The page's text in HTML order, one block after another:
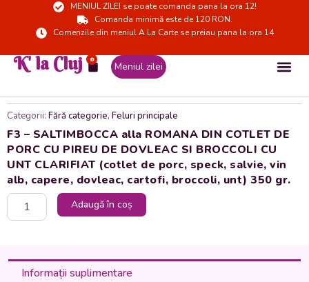
MENIUL ZILEI se poate comanda pana la ora 12!
Comanda minimă este de 120 RON.
Comenzile din meniul A La Carte se preiau pana la ora 14
K' la Cluj 0
Cart Meniul zilei
Categorii: Fără categorie, Feluri principale
F3 – SALTIMBOCCA alla ROMANA DIN COTLET DE
PORC CU PIREU DE DOVLEAC SI BROCCOLI CU
UNT CLARIFIAT (cotlet de porc, speck, salvie, vin
alb, capere, dovleac, cartofi, broccoli, unt) 350 gr.
Cantitate
ROMANA
Adaugă în coș
Informații suplimentare